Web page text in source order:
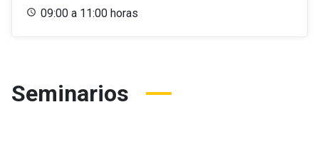
09:00 a 11:00 horas
Seminarios